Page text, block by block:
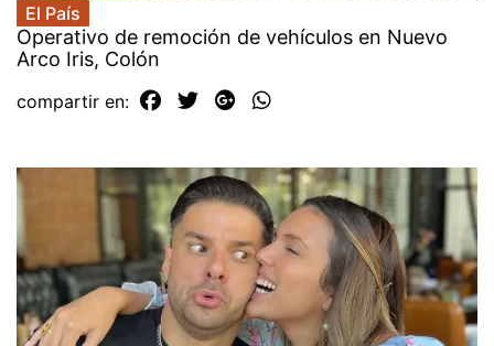
El País
Operativo de remoción de vehículos en Nuevo
Arco Iris, Colón
compartir en: